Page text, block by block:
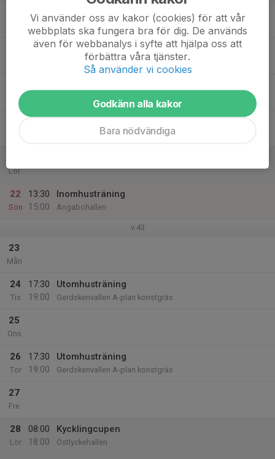
17:30
19:00
Utomhusträning
Gerdskenvallen A-plan konstgräs
Tor Gerdskenvallen A-plan konstgräs
Lör
22
Sön
13:30
15:00
Inomhusträning
Ängabohallen
v.43
23
Mån
24
Tis
17:30
19:00
Utomhusträning
Gerdskenvallen A-plan konstgräs
25
Ons
26
Tor
17:30
19:00
Utomhusträning
Gerdskenvallen A-plan konstgräs
27
Fre
28
Lör
08:00
18:00
Kycklingcupen
Östlyckehallen
Vi använder oss av kakor (cookies) för att vår
webbplats ska fungera bra för dig. De används
även för webbanalys i syfte att hjälpa oss att
förbättra våra tjänster.
Så använder vi cookies
Godkänn alla kakor
Bara nödvändiga